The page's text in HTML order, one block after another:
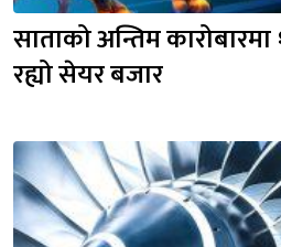
साताको अन्तिम
रह्यो सेयर बजार